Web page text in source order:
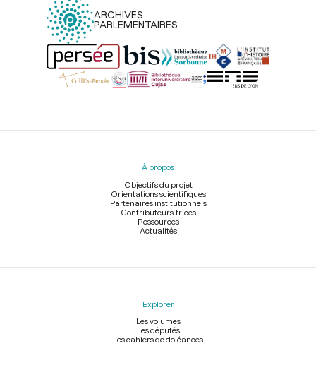
ARCHIVES
PARLEMENTAIRES
Menu
À propos
Objectifs du projet
Orientations scientifiques
Partenaires institutionnels
Contributeurs-trices
Ressources
Actualités
Explorer
Les volumes
Les députés
Les cahiers de doléances